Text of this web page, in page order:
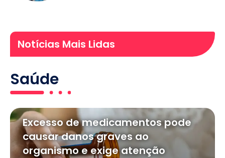
Notícias Mais Lidas
Saúde
Excesso de medicamentos pode
causar danos graves ao
organismo e exige atenção